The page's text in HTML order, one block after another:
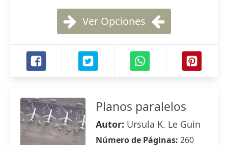
Ver Opciones
Planos paralelos
Autor: Ursula K. Le Guin
Número de Páginas: 260